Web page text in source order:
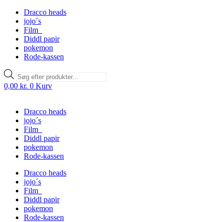
Dracco heads
jojo´s
Film
Diddl papir
pokemon
Rode-kassen
Products
search
0,00 kr. 0 Kurv
Dracco heads
jojo´s
Film
Diddl papir
pokemon
Rode-kassen
Dracco heads
jojo´s
Film
Diddl papir
pokemon
Rode-kassen